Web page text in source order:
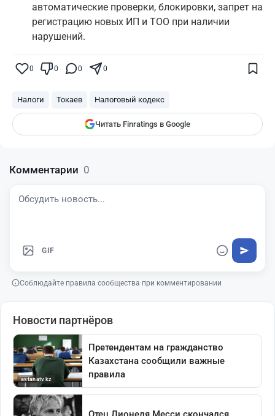
автоматические проверки, блокировки, запрет на
регистрацию новых ИП и ТОО при наличии
нарушений.
0 0 0 0
Налоги Токаев Налоговый кодекс
Читать Finratings в Google
показываться вам
Комментарии 0
GIF
Соблюдайте правила сообщества при комментировании